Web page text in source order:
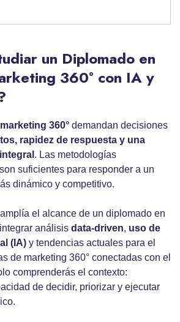
un Diplomado en
360° con IA y
360° demandan decisiones
rapidez de respuesta y una
. Las metodologías
suficientes para responder a un
dinámico y competitivo.
el alcance de un diplomado en
análisis data-driven, uso de
(IA) y tendencias actuales para el
de marketing 360° conectadas con el
comprenderás el contexto:
de decidir, priorizar y ejecutar